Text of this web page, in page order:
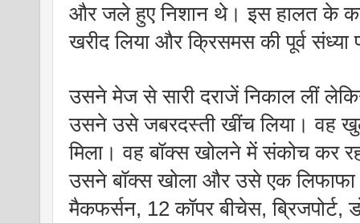
और जले हुए निशान थे। इस हालत के
खरीद लिया और क्रिसमस की पूर्व
उसने मेज से सारी दराजें निकाल लीं
उसने उसे जबरदस्ती खींच लिया। वह
मिला। वह बॉक्स खोलने में संकोच कर
उसने बॉक्स खोला और उसे एक लिफाफा
मैकफर्सन, 12 कॉपर बीचेस,